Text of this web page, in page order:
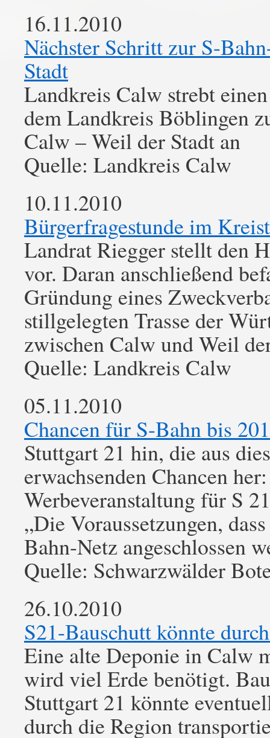
16.11.2010
Nächster Schritt zur S-
Stadt
Landkreis Calw strebt
dem Landkreis Böblingen
Calw – Weil der Stadt an
Quelle: Landkreis Calw
10.11.2010
Bürgerfragestunde im
Landrat Riegger stellt den
vor. Daran anschließend
Gründung eines
stillgelegten Trasse der
zwischen Calw und Weil
Quelle: Landkreis Calw
05.11.2010
Chancen für S-Bahn bis
Stuttgart 21 hin, die aus
erwachsenden Chancen
Werbeveranstaltung für S
„Die Voraussetzungen,
Bahn-Netz angeschlossen
Quelle: Schwarzwälder
26.10.2010
S21-Bauschutt könnte
Eine alte Deponie in Calw
wird viel Erde benötigt.
Stuttgart 21 könnte
durch die Region